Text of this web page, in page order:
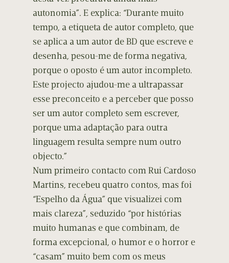
autonomia”. E explica: “Durante muito
tempo, a etiqueta de autor completo, que
se aplica a um autor de BD que escreve e
desenha, pesou-me de forma negativa,
porque o oposto é um autor incompleto.
Este projecto ajudou-me a ultrapassar
esse preconceito e a perceber que posso
ser um autor completo sem escrever,
porque uma adaptação para outra
linguagem resulta sempre num outro
objecto.”
Num primeiro contacto com Rui Cardoso
Martins, recebeu quatro contos, mas foi
“Espelho da Água” que visualizei com
mais clareza”, seduzido “por histórias
muito humanas e que combinam, de
forma excepcional, o humor e o horror e
“casam” muito bem com os meus